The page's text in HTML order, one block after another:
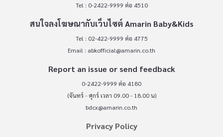
Tel : 0-2422-9999 ต่อ 4510
สนใจลงโฆษณากับเว็บไซต์ Amarin Baby&Kids
Tel : 02-422-9999 ต่อ 4775
Email : abkofficial@amarin.co.th
Report an issue or send feedback
0-2422-9999 ต่อ 4180
(จันทร์ - ศุกร์ เวลา 09.00 - 18.00 น)
bdcx@amarin.co.th
Privacy Policy